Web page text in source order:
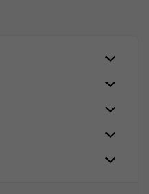
rapporter